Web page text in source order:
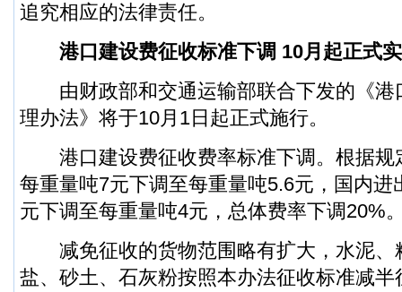
追究相应的法律责任。
港口建设费征收标准下调 10月起正式
由财政部和交通运输部联合下发的《港
理办法》将于10月1日起正式施行。
港口建设费征收费率标准下调。根据规
每重量吨7元下调至每重量吨5.6元，国内进
元下调至每重量吨4元，总体费率下调20%
减免征收的货物范围略有扩大，水泥、
盐、砂土、石灰粉按照本办法征收标准减